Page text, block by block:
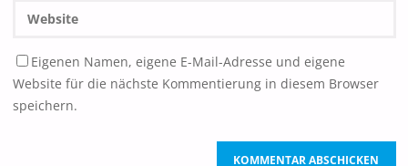
Eigenen Namen, eigene E-Mail-Adresse und eigene
Website für die nächste Kommentierung in diesem Browser
speichern.